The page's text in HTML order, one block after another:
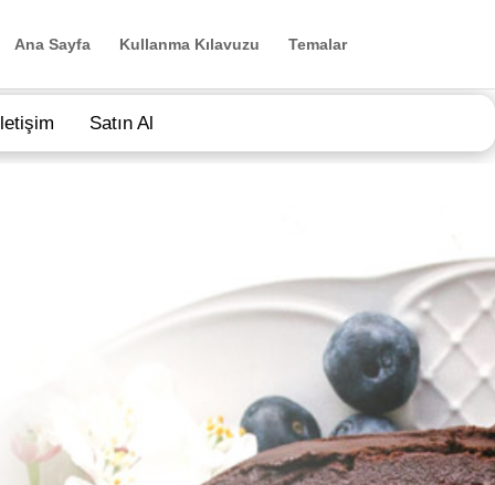
Ana Sayfa Kullanma Kılavuzu Temalar
Satın Al